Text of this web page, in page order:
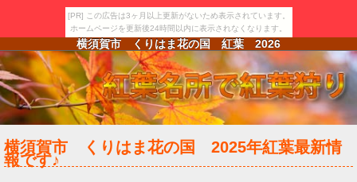
[PR] この広告は3ヶ月以上更新がないため表示されています。
ホームページを更新後24時間以内に表示されなくなります。
横須賀市 くりはま花の国 紅葉 2026
横須賀市 くりはま花の国 2025年紅葉最新情
報です♪